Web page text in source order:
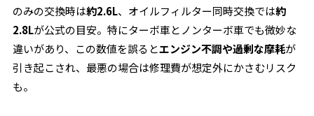
のみの交換時は約2.6L、オイルフィルター同時交換では約
2.8Lが公式の目安。特にターボ車とノンターボ車でも微妙な
違いがあり、この数値を誤るとエンジン不調や過剰な摩耗が
引き起こされ、最悪の場合は修理費が想定外にかさむリスク
も。